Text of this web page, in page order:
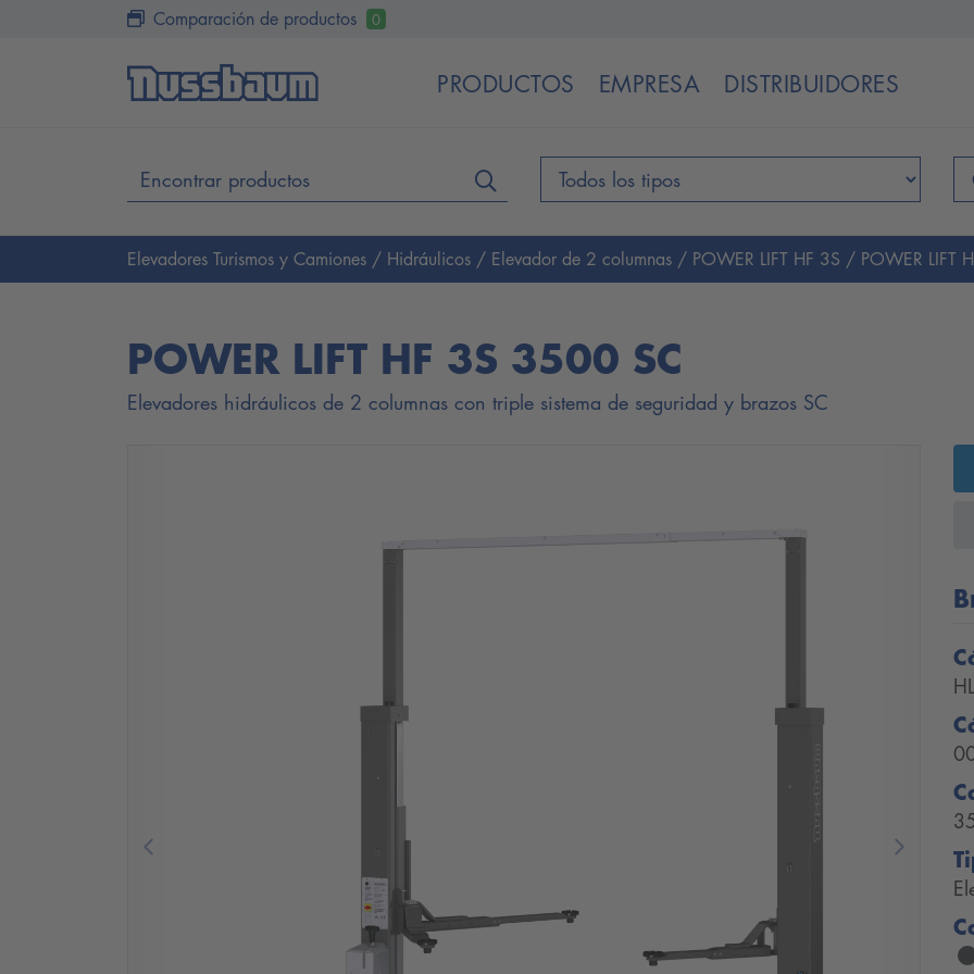
Comparación de productos 0
PRODUCTOS EMPRESA DISTRIBUIDORES
Elevadores Turismos y Camiones / Hidráulicos / Elevador de 2 columnas / POWER LIFT HF 3S / POWER LIFT
POWER LIFT HF 3S 3500 SC
Elevadores hidráulicos de 2 columnas con triple sistema de seguridad y brazos SC
Previous Next